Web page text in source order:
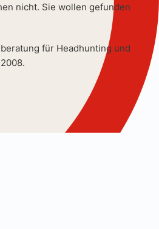
nicht. Sie wollen gefunden
für Headhunting und